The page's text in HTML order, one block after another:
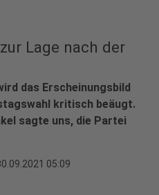
Lage nach der
das Erscheinungsbild
kritisch beäugt.
sagte uns, die Partei
05:09